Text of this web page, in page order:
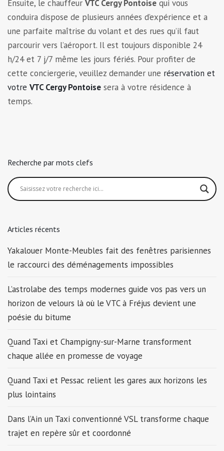
Ensuite, le chauffeur VTC Cergy Pontoise qui vous
conduira dispose de plusieurs années d’expérience et a
une parfaite maîtrise du volant et des rues qu’il faut
parcourir vers l’aéroport. Il est toujours disponible 24
h/24 et 7 j/7 même les jours fériés. Pour profiter de
cette conciergerie, veuillez demander une réservation et
votre VTC Cergy Pontoise sera à votre résidence à
temps.
Recherche par mots clefs
Articles récents
Yakalouer Monte-Meubles fait des fenêtres parisiennes
le raccourci des déménagements impossibles
L’astrolabe des temps modernes guide vos pas vers un
horizon de velours là où le VTC à Fréjus devient une
poésie du bitume
Quand Taxi et Champigny-sur-Marne transforment
chaque allée en promesse de voyage
Quand Taxi et Pessac relient les gares aux horizons les
plus lointains
Dans l’Ain un Taxi conventionné VSL transforme chaque
trajet en repère sûr et coordonné